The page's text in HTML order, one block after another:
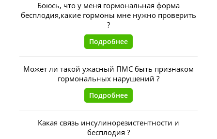
Боюсь, что у меня гормональная форма
бесплодия,какие гормоны мне нужно проверить
?
Подробнее
Может ли такой ужасный ПМС быть признаком
гормональных нарушений ?
Подробнее
Какая связь инсулинорезистентности и
бесплодия ?